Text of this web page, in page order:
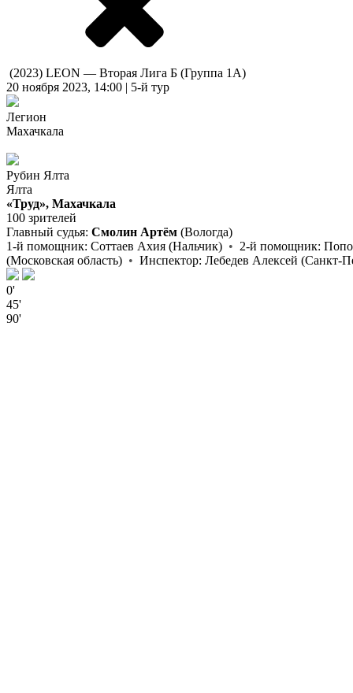
(2023) LEON — Вторая Лига Б (Группа 1А)
20 ноября 2023, 14:00 | 5-й тур
Легион
Махачкала
Рубин Ялта
Ялта
«Труд», Махачкала
100 зрителей
Главный судья: Смолин Артём (Вологда)
1-й помощник: Соттаев Ахия (Нальчик) • 2-й помощник:
(Московская область) • Инспектор: Лебедев Алексей (Санкт-
0'
45'
90'